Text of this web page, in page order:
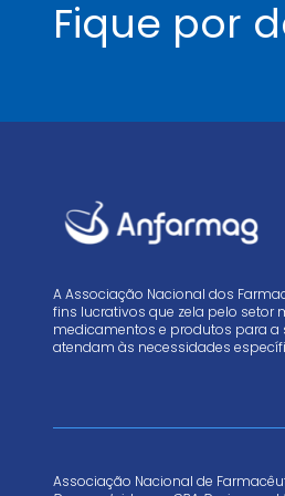
Fique por
A Associação Nacional dos
fins lucrativos que zela pelo setor
medicamentos e produtos para
atendam às necessidades
Associação Nacional de